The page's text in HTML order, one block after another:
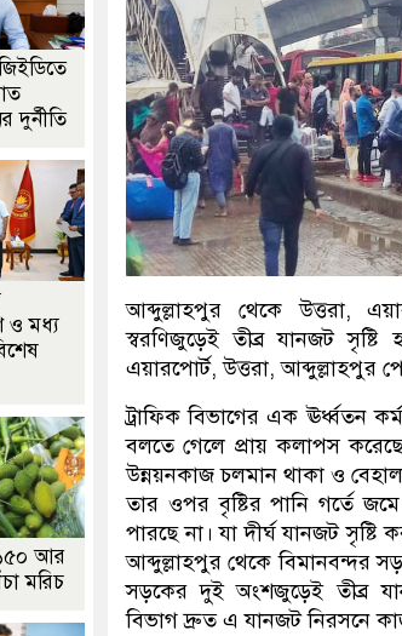
আব্দুল্লাহপুর থেকে উত্তরা,
স্বরণিজুড়েই তীব্র যানজট সৃষ্টি
এয়ারপোর্ট, উত্তরা, আব্দুল্লাহপুর
ট্রাফিক বিভাগের এক ঊর্ধ্বতন
বলতে গেলে প্রায় কলাপস
উন্নয়নকাজ চলমান থাকা ও
তার ওপর বৃষ্টির পানি গর্তে
পারছে না। যা দীর্ঘ যানজট
আব্দুল্লাহপুর থেকে বিমানবন্দর
সড়কের দুই অংশজুড়েই তীব্র
বিভাগ দ্রুত এ যানজট নিরসনে
দুর্নীতি
ও মধ্য
আর
মরিচ